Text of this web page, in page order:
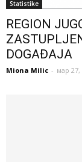
Statistike
REGION
DOGAĐAJA
Miona Milic - мар 27,